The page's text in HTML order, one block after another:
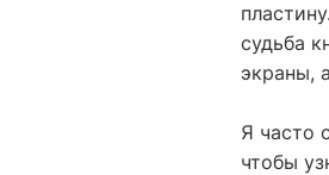
судьба
экраны,
Я часто
чтобы